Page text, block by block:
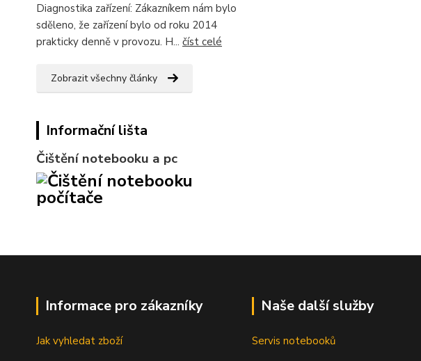
Diagnostika zařízení: Zákazníkem nám bylo
sděleno, že zařízení bylo od roku 2014
prakticky denně v provozu. H... číst celé
Zobrazit všechny články
Informační lišta
Čištění notebooku a pc
Informace pro zákazníky
Jak vyhledat zboží
Naše další služby
Servis notebooků